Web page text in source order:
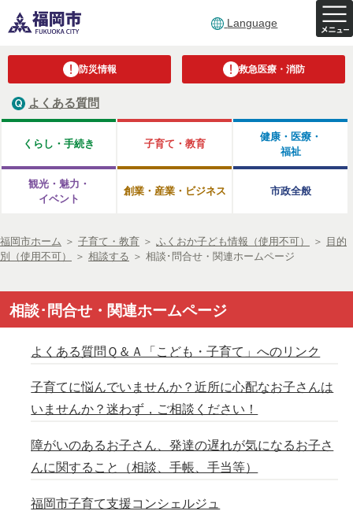
Language
防災情報 救急医療・消防
よくある質問
くらし・手続き 子育て・教育
健康・医療・
福祉
観光・魅力・
イベント
創業・産業・ビジネス 市政全般
福岡市ホーム ＞ 子育て・教育 ＞ ふくおか子ども情報（使用不可） ＞
目的
別（使用不可）
＞ 相談する ＞ 相談･問合せ・関連ホームページ
相談･問合せ・関連ホームページ
よくある質問Ｑ＆Ａ「こども・子育て」へのリンク
子育てに悩んでいませんか？近所に心配なお子さんは
いませんか？迷わず，ご相談ください！
障がいのあるお子さん、発達の遅れが気になるお子さ
んに関すること（相談、手帳、手当等）
福岡市子育て支援コンシェルジュ